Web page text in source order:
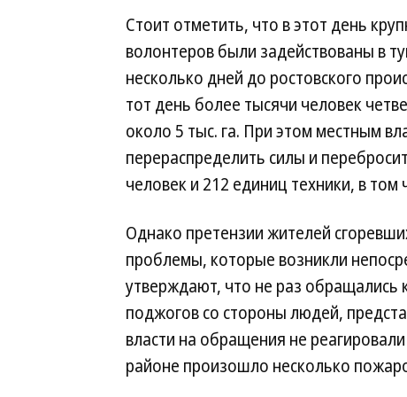
Стоит отметить, что в этот день
волонтеров были задействованы в
несколько дней до ростовского
тот день более тысячи человек
около 5 тыс. га. При этом местным
перераспределить силы и
человек и 212 единиц техники, в том
Однако претензии жителей
проблемы, которые возникли
утверждают, что не раз обращались
поджогов со стороны людей,
власти на обращения не
районе произошло несколько